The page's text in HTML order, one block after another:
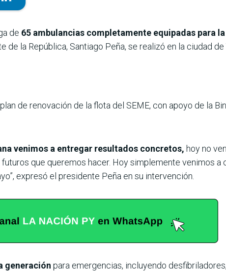
de 65 ambulancias completamente equipadas para
de la República, Santiago Peña, se realizó en la ciudad de
de renovación de la flota del SEME, con apoyo de la
venimos a entregar resultados concretos, hoy no
que queremos hacer. Hoy simplemente venimos a
expresó el presidente Peña en su intervención.
generación para emergencias, incluyendo